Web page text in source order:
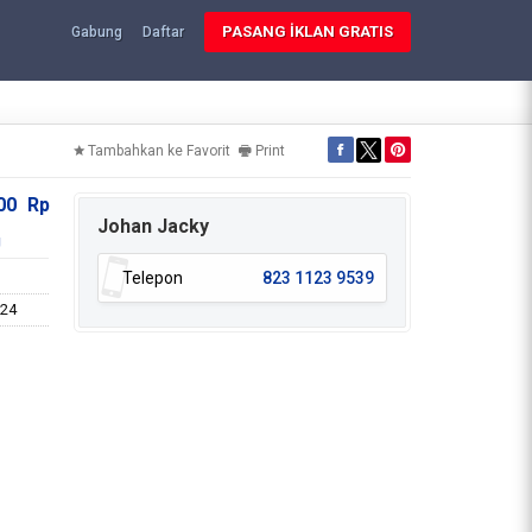
Gabung Daftar PASANG İKLAN GRATIS
Tambahkan ke Favorit Print
Rp
Johan Jacky
Telepon 823 1123 9539